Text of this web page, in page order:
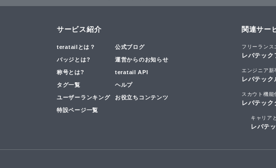
サービス紹介
teratailとは？ 公式ブログ
バッジとは? 運営からのお知らせ
称号とは? teratail API
タグ一覧 ヘルプ
ユーザーランキング お役立ちコンテンツ
特設ページ一覧
関連サー
フリーランス
レバテック
エンジニア新
レバテック
スカウト機能
レバテック
キャリア
レバテ